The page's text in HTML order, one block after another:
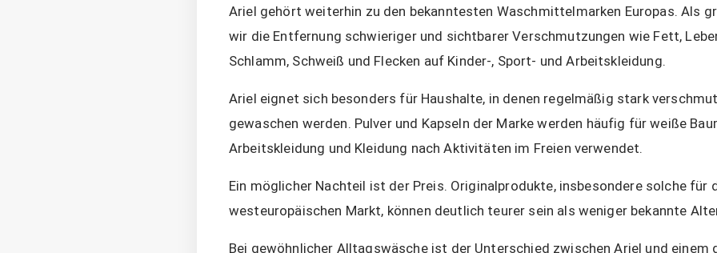
Ariel gehört weiterhin zu den bekanntesten Waschmittelmarken Europas. Als
wir die Entfernung schwieriger und sichtbarer Verschmutzungen wie Fett,
Schlamm, Schweiß und Flecken auf Kinder-, Sport- und Arbeitskleidung.
Ariel eignet sich besonders für Haushalte, in denen regelmäßig stark
gewaschen werden. Pulver und Kapseln der Marke werden häufig für weiße
Arbeitskleidung und Kleidung nach Aktivitäten im Freien verwendet.
Ein möglicher Nachteil ist der Preis. Originalprodukte, insbesondere solche für
westeuropäischen Markt, können deutlich teurer sein als weniger bekannte
Bei gewöhnlicher Alltagswäsche ist der Unterschied zwischen Ariel und einem